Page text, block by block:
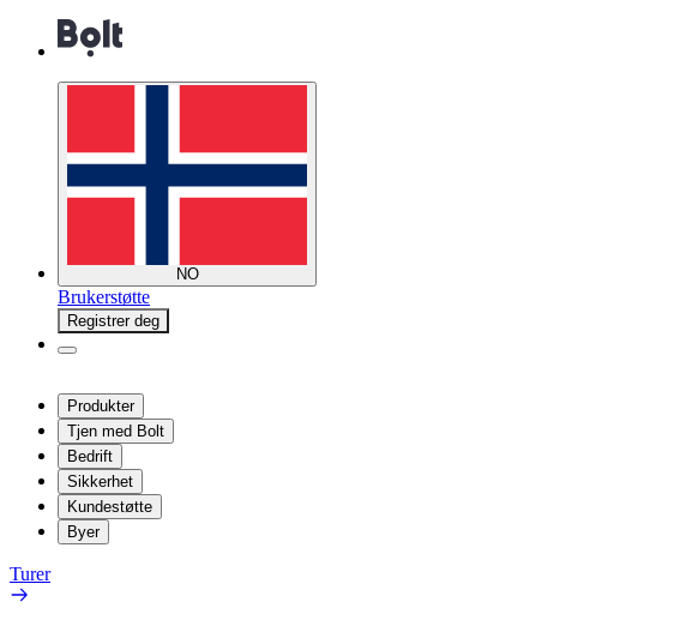
NO
Brukerstøtte
Registrer deg
Produkter
Tjen med Bolt
Bedrift
Sikkerhet
Kundestøtte
Byer
Turer